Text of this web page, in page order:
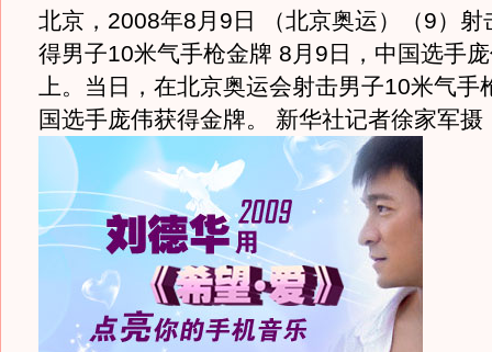
北京，2008年8月9日 （北京奥运）（9）
得男子10米气手枪金牌 8月9日，中国选手
上。当日，在北京奥运会射击男子10米气手
国选手庞伟获得金牌。 新华社记者徐家军摄